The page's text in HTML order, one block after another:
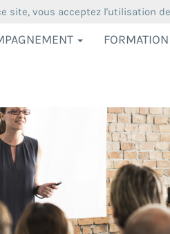
FORMATION
site, vous acceptez l'utilisation